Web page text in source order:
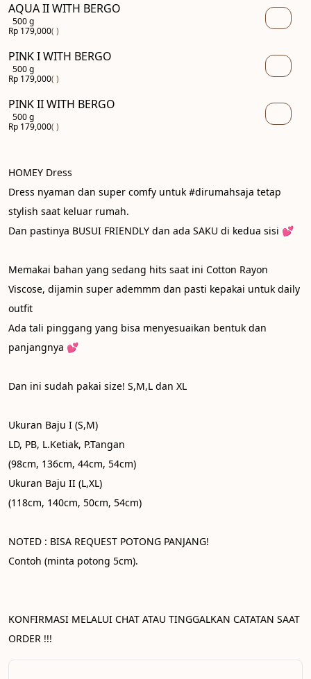
AQUA II WITH BERGO
500 g
Rp 179,000( )
PINK I WITH BERGO
500 g
Rp 179,000( )
PINK II WITH BERGO
500 g
Rp 179,000( )
HOMEY Dress
Dress nyaman dan super comfy untuk #dirumahsaja tetap
stylish saat keluar rumah.
Dan pastinya BUSUI FRIENDLY dan ada SAKU di kedua sisi 💕
Memakai bahan yang sedang hits saat ini Cotton Rayon
Viscose, dijamin super ademmm dan pasti kepakai untuk daily
outfit
Ada tali pinggang yang bisa menyesuaikan bentuk dan
panjangnya 💕
Dan ini sudah pakai size! S,M,L dan XL
Ukuran Baju I (S,M)
LD, PB, L.Ketiak, P.Tangan
(98cm, 136cm, 44cm, 54cm)
Ukuran Baju II (L,XL)
(118cm, 140cm, 50cm, 54cm)
NOTED : BISA REQUEST POTONG PANJANG!
Contoh (minta potong 5cm).
KONFIRMASI MELALUI CHAT ATAU TINGGALKAN CATATAN SAAT